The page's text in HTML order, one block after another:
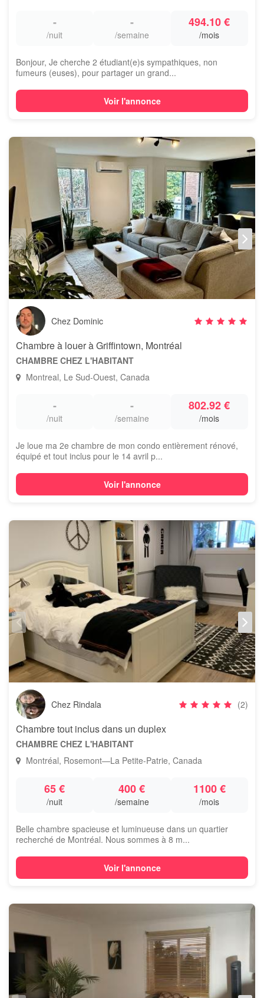
-
/nuit
-
/semaine
494.10 €
/mois
Bonjour, Je cherche 2 étudiant(e)s sympathiques, non
fumeurs (euses), pour partager un grand...
Voir l'annonce
Chez Dominic
Chambre à louer à Griffintown, Montréal
CHAMBRE CHEZ L'HABITANT
Montreal, Le Sud-Ouest, Canada
-
/nuit
-
/semaine
802.92 €
/mois
Je loue ma 2e chambre de mon condo entièrement rénové,
équipé et tout inclus pour le 14 avril p...
Voir l'annonce
Chez Rindala (2)
Chambre tout inclus dans un duplex
CHAMBRE CHEZ L'HABITANT
Montréal, Rosemont—La Petite-Patrie, Canada
65 €
/nuit
400 €
/semaine
1100 €
/mois
Belle chambre spacieuse et luminueuse dans un quartier
recherché de Montréal. Nous sommes à 8 m...
Voir l'annonce